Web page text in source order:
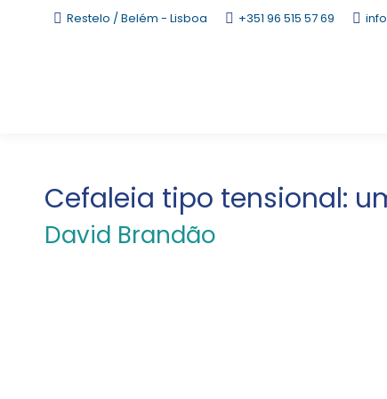
Restelo / Belém - Lisboa +351 96 515 57 69
Cefaleia tipo tensional:
David Brandão